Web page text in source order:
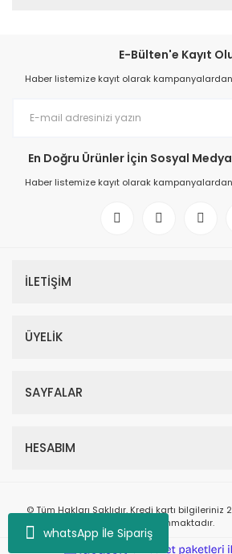
whatsApp İle Sipariş
E-Bülten'e Kayıt
Haber listemize kayıt olarak
En Doğru Ürünler İçin Sosyal
Haber listemize kayıt olarak
İLETİŞİM
ÜYELİK
SAYFALAR
HESABIM
© Tüm Hakları Saklıdır. Kredi kartı bilgileriniz
korunmaktadır.